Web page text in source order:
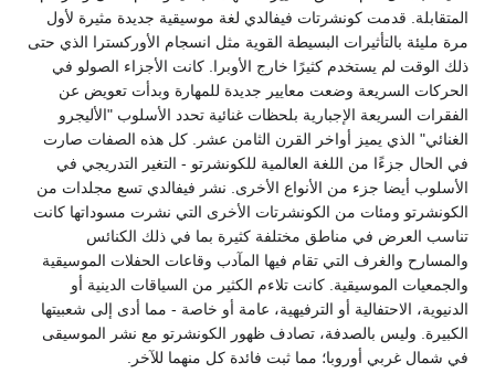
المتقابلة. قدمت كونشرتات فيفالدي لغة موسيقية جديدة مثيرة لأول
مرة مليئة بالتأثيرات البسيطة القوية مثل انسجام الأوركسترا الذي حتى
ذلك الوقت لم يستخدم كثيرًا خارج الأوبرا. كانت الأجزاء الصولو في
الحركات السريعة وضعت معايير جديدة للمهارة وبدأت تعويض عن
الفقرات السريعة الإجبارية بلحظات غنائية تحدد الأسلوب "الأليجرو
الغنائي" الذي يميز أواخر القرن الثامن عشر. كل هذه الصفات صارت
في الحال جزءًا من اللغة العالمية للكونشرتو - التغير التدريجي في
الأسلوب أيضا جزء من الأنواع الأخرى. نشر فيفالدي تسع مجلدات من
الكونشرتو ومئات من الكونشرتات الأخرى التي نشرت مسوداتها كانت
تناسب العرض في مناطق مختلفة كثيرة بما في ذلك الكنائس
والمسارح والغرف التي تقام فيها المآدب وقاعات الحفلات الموسيقية
والجمعيات الموسيقية. كانت تلاءم الكثير من السياقات الدينية أو
الدنيوية، الاحتفالية أو الترفيهية، عامة أو خاصة - مما أدى إلى شعبيتها
الكبيرة. وليس بالصدفة، تصادف ظهور الكونشرتو مع نشر الموسيقى
في شمال غربي أوروبا؛ مما ثبت فائدة كل منهما للآخر.